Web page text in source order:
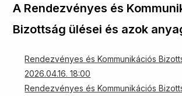
A Rendezvényes és
Bizottság ülései és azok
Rendezvényes és Kommunikációs
2026.04.16. 18:00
Rendezvényes és Kommunikációs